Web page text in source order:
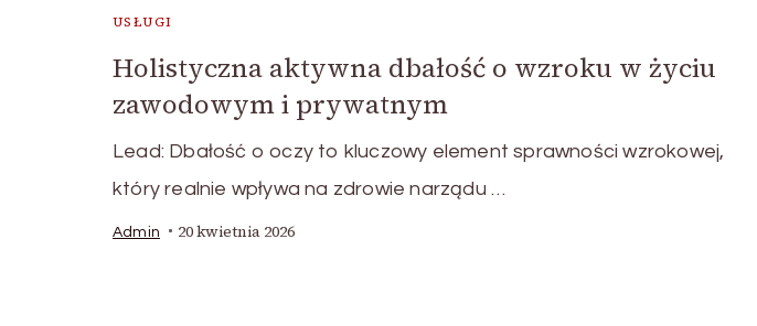
USŁUGI
Holistyczna aktywna dbałość o wzroku w życiu
zawodowym i prywatnym
Lead: Dbałość o oczy to kluczowy element sprawności wzrokowej,
który realnie wpływa na zdrowie narządu …
Admin 20 kwietnia 2026